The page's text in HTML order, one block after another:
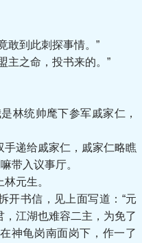
到此刺探事情。”
之命，投书来的。”
统帅麾下参军戚家仁，
递给戚家仁，戚家仁略瞧
带入议事厅。
元生。
书信，见上面写道：“元
江湖也难容二主，为免了
神龟岗南面岗下，作一了